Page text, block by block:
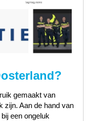
gemaakt van
zijn. Aan de hand van
een ongeluk